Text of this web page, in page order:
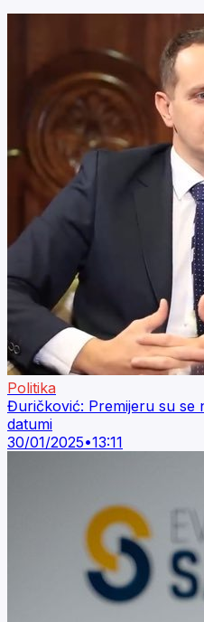
Politika
Đuričković: Premijeru su se
datumi
30/01/2025•13:11